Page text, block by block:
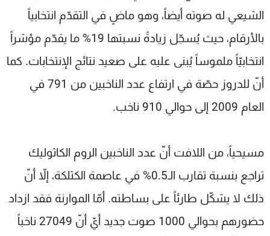
الشيعي له صوته أيضاً، وهو ماضٍ في التقدّم انتخابياً
بالأرقام، حيث يُسجّل زيادةً نسبتها 19% ما يقدّم مؤشراً
انتخابيّاً ملموساً يُبنى عليه على صعيد نتائج الإنتخابات. كما
أنّ للدروز حصّة في ارتفاع عدد الناخبين من 791 في
العام 2009 إلى حوالي 910 ناخب.
مسيحياً، من اللافت أنّ عدد الناخبين الروم الكاثوليك
تراجع بنسبة تقارب الـ0.5% في عاصمة الكثلكة، إلاّ أنّ
ذلك لا يشكّل طارئاً على بساطته. أمّا الموارنة فقد ازداد
حضورهم بحوالي 1000 صوت جديد أيّ أنّ 27049 ناخباً